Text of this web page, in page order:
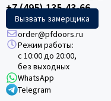
+7 (495) 135-43-66
Вызвать замерщика
order@pfdoors.ru
Режим работы:
с 10:00 до 20:00,
без выходных
WhatsApp
Telegram